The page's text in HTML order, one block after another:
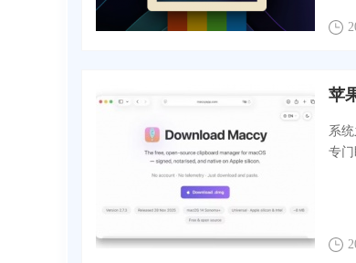
系
专门